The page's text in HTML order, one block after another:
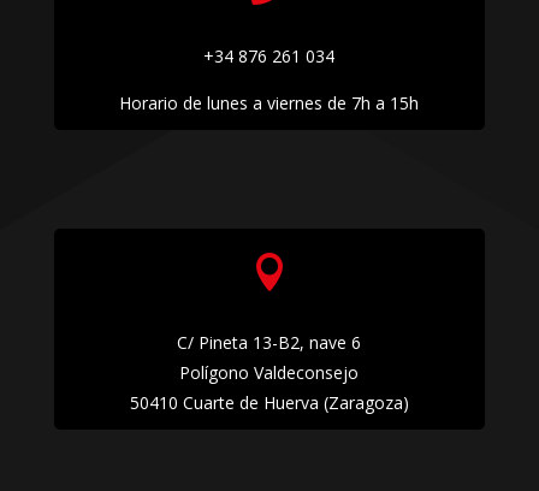
+34 876 261 034
Horario de lunes a viernes de 7h a 15h

C/ Pineta 13-B2, nave 6
Polígono Valdeconsejo
50410 Cuarte de Huerva (Zaragoza)